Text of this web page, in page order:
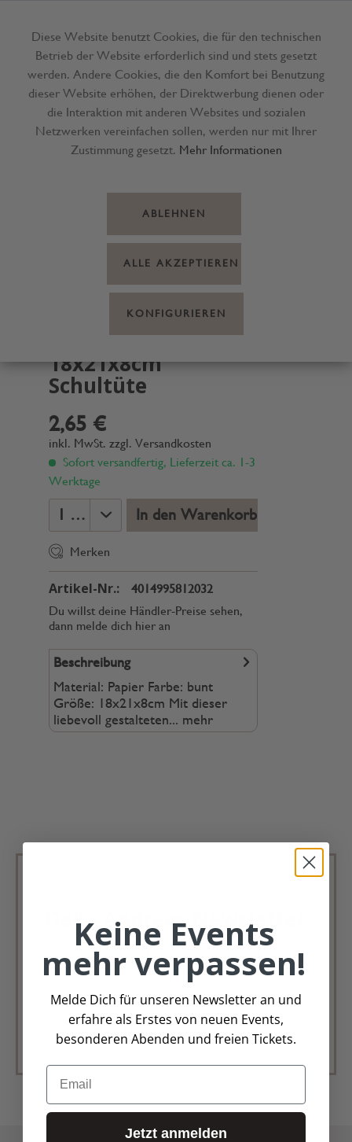
Menü
Geschenktasche
18x21x8cm
Schultüte
2,65 €
inkl. MwSt. zzgl. Versandkosten
Sofort versandfertig, Lieferzeit ca. 1-3
Werktage
In den Warenkorb
Merken
Artikel-Nr.:
4014995812032
Du willst deine Händler-Preise sehen,
dann melde dich hier an
Beschreibung
Material: Papier Farbe: bunt
Größe: 18x21x8cm Mit dieser
liebevoll gestalteten... mehr
Deko Andreas Newsletter
Immer schön, immer aktuell.
Trag Dich für unseren Newsletter ein &
verpasse keine Angebote mehr
Zur Newsletter Anmeldung
Diese Website benutzt Cookies, die für den technischen
Betrieb der Website erforderlich sind und stets gesetzt
werden. Andere Cookies, die den Komfort bei Benutzung
dieser Website erhöhen, der Direktwerbung dienen oder
die Interaktion mit anderen Websites und sozialen
Netzwerken vereinfachen sollen, werden nur mit Ihrer
Zustimmung gesetzt. Mehr Informationen
ABLEHNEN
ALLE AKZEPTIEREN
KONFIGURIEREN
Keine Events
mehr verpassen!
Melde Dich für unseren Newsletter an und
erfahre als Erstes von neuen Events,
besonderen Abenden und freien Tickets.
Email
Jetzt anmelden